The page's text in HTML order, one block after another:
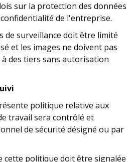
sur la protection des données
de l'entreprise.
de surveillance doit être limité
et les images ne doivent pas
des tiers sans autorisation
politique relative aux
travail sera contrôlé et
de sécurité désigné ou par
cette politique doit être signalée